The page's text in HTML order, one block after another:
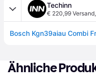
Techinn
€ 220,99 Versand,
Ähnliche